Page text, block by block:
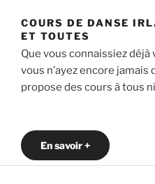
COURS DE DANSE
ET TOUTES
Que vous connaissiez
vous n’ayez encore jamais
propose des cours à tous
En savoir +